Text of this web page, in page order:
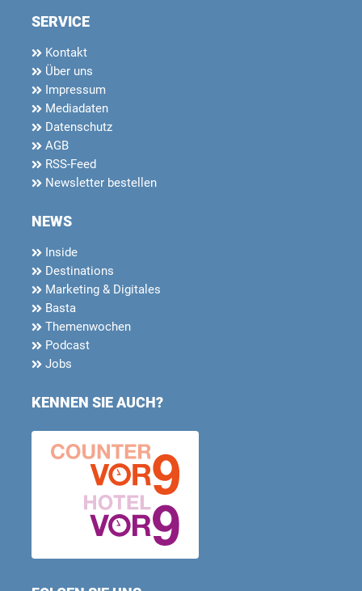
SERVICE
Kontakt
Über uns
Impressum
Mediadaten
Datenschutz
AGB
RSS-Feed
Newsletter bestellen
NEWS
Inside
Destinations
Marketing & Digitales
Basta
Themenwochen
Podcast
Jobs
KENNEN SIE AUCH?